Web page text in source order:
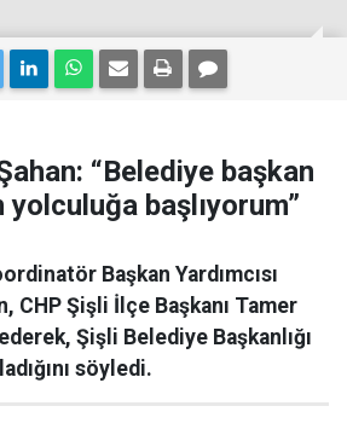
“Belediye başkan
yolculuğa başlıyorum”
Başkan Yardımcısı
CHP Şişli İlçe Başkanı Tamer
Şişli Belediye Başkanlığı
söyledi.